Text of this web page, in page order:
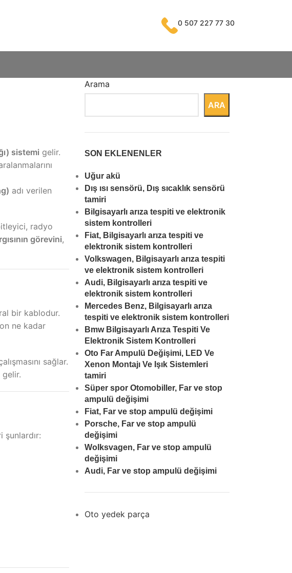
0 507 227 77 30
sistemi gelir.
adı verilen
radyo
görevini,
bir kablodur.
ne kadar
sağlar.
gelir.
şunlardır:
Arama
ARA
SON EKLENENLER
Uğur akü
Dış ısı sensörü, Dış sıcaklık sensörü
tamiri
Bilgisayarlı arıza tespiti ve elektronik
sistem kontrolleri
Fiat, Bilgisayarlı arıza tespiti ve
elektronik sistem kontrolleri
Volkswagen, Bilgisayarlı arıza tespiti
ve elektronik sistem kontrolleri
Audi, Bilgisayarlı arıza tespiti ve
elektronik sistem kontrolleri
Mercedes Benz, Bilgisayarlı arıza
tespiti ve elektronik sistem kontrolleri
Bmw Bilgisayarlı Arıza Tespiti Ve
Elektronik Sistem Kontrolleri
Oto Far Ampulü Değişimi, LED Ve
Xenon Montajı Ve Işık Sistemleri
tamiri
Süper spor Otomobiller, Far ve stop
ampulü değişimi
Fiat, Far ve stop ampulü değişimi
Porsche, Far ve stop ampulü
değişimi
Wolksvagen, Far ve stop ampulü
değişimi
Audi, Far ve stop ampulü değişimi
Oto yedek parça